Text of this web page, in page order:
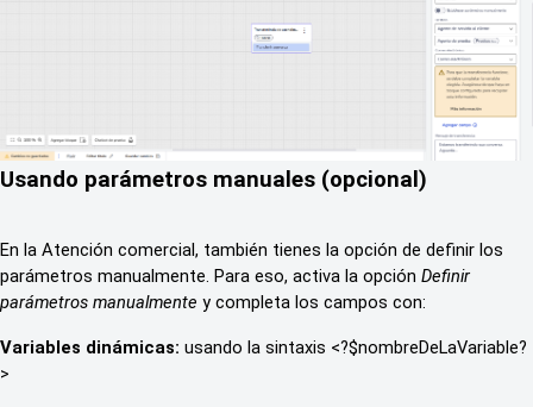
Usando parámetros manuales (opcional)
En la Atención comercial, también tienes la opción de definir los
parámetros manualmente. Para eso, activa la opción Definir
parámetros manualmente y completa los campos con:
Variables dinámicas: usando la sintaxis <?$nombreDeLaVariable?
>